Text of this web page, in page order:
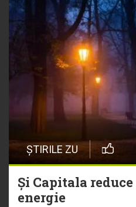
ȘTIRILE ZU
Și Capitala
energie